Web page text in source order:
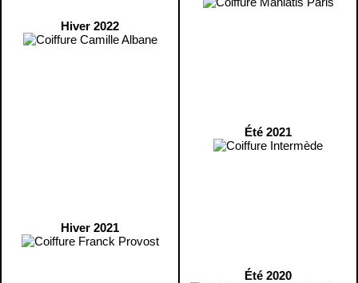
Hiver 2022
Hiver 2021
Été 2021
Été 2020